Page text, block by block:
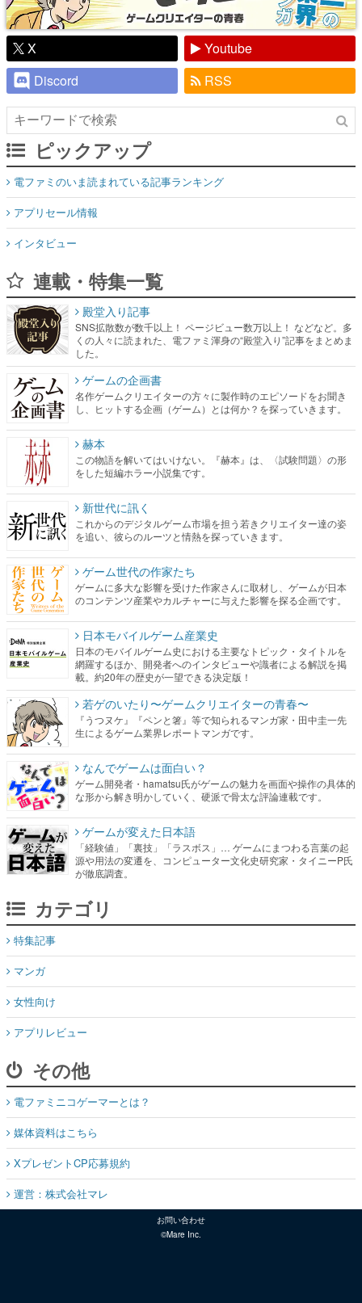
X
Youtube
Discord
RSS
ピックアップ
電ファミのいま読まれている記事ランキング
アプリセール情報
インタビュー
連載・特集一覧
殿堂入り記事
SNS拡散数が数千以上！ ページビュー数万以上！ などなど。多
くの人々に読まれた、電ファミ渾身の“殿堂入り”記事をまとめま
した。
ゲームの企画書
名作ゲームクリエイターの方々に製作時のエピソードをお聞き
し、ヒットする企画（ゲーム）とは何か？を探っていきます。
赫本
この物語を解いてはいけない。『赫本』は、〈試験問題〉の形
をした短編ホラー小説集です。
新世代に訊く
これからのデジタルゲーム市場を担う若きクリエイター達の姿
を追い、彼らのルーツと情熱を探っていきます。
ゲーム世代の作家たち
ゲームに多大な影響を受けた作家さんに取材し、ゲームが日本
のコンテンツ産業やカルチャーに与えた影響を探る企画です。
日本モバイルゲーム産業史
日本のモバイルゲーム史における主要なトピック・タイトルを
網羅するほか、開発者へのインタビューや識者による解説を掲
載。約20年の歴史が一望できる決定版！
若ゲのいたり〜ゲームクリエイターの青春〜
『うつヌケ』『ペンと箸』等で知られるマンガ家・田中圭一先
生によるゲーム業界レポートマンガです。
なんでゲームは面白い？
ゲーム開発者・hamatsu氏がゲームの魅力を画面や操作の具体的
な形から解き明かしていく、硬派で骨太な評論連載です。
ゲームが変えた日本語
「経験値」「裏技」「ラスボス」… ゲームにまつわる言葉の起
源や用法の変遷を、コンピューター文化史研究家・タイニーP氏
が徹底調査。
カテゴリ
特集記事
マンガ
女性向け
アプリレビュー
その他
電ファミニコゲーマーとは？
媒体資料はこちら
XプレゼントCP応募規約
運営：株式会社マレ
お問い合わせ
©Mare Inc.